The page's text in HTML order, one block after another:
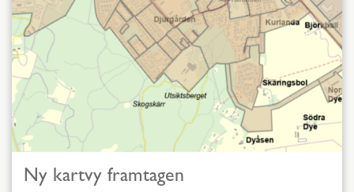
Ny kartvy framtagen